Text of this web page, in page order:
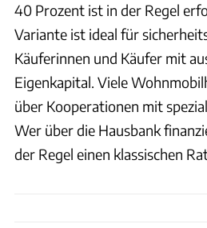
40 Prozent ist in der Regel
Variante ist ideal für
Käuferinnen und Käufer mit
Eigenkapital. Viele
über Kooperationen mit
Wer über die Hausbank
der Regel einen klassischen